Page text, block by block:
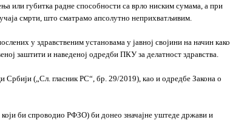
или губитка радне способности са врло ниским сумама, а при
смрти, што сматрамо апсолутно неприхватљивим.
у здравственим установама у јавној својини на начин како
заштити и наведеној одредби ПКУ за делатност здравства.
(„Сл. гласник РС“, бр. 29/2019), као и одредбе Закона о
би спроводио РФЗО) би донео значајне уштеде држави и